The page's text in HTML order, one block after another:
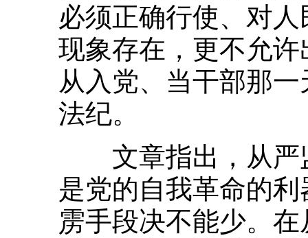
必须正确行使、对
现象存在，更不允
从入党、当干部那
法纪。
文章指出，从严
是党的自我革命的
雳手段决不能少。